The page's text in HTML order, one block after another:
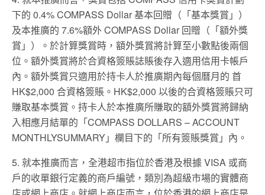
下的 0.4% COMPASS Dollar 基本回贈（「基本獎賞」）
及本推廣的 7.6%額外 COMPASS Dollar 回贈（「額外獎
賞」）。於計算獎賞時，額外獎賞將計算至小數點後兩個
位。額外獎賞將於合資格簽賬誌賬後存入適用信用卡帳戶
內。額外獎賞只適用於持卡人於推廣期內每個曆月的 首
HK$2,000 合資格簽賬。HK$2,000 以後的合資格簽賬只可
賺取基本獎賞。持卡人於本推廣所賺取的額外獎賞將歸納
入相應月結單的「COMPASS DOLLARS – ACCOUNT
MONTHLYSUMMARY」欄目下的「所有簽賬獎賞」內。
5. 就本推廣而言，全港超市指位於香港及根據 VISA 或商
戶的收單銀行定義的商戶編號，類別為超級市場的實體商